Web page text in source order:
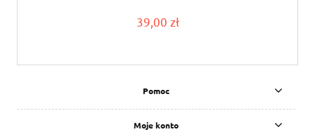
39,00 zł
Pomoc
Moje konto